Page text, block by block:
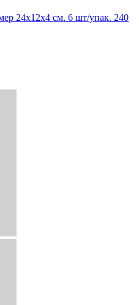
24x12x4 см. 6 шт/упак. 240